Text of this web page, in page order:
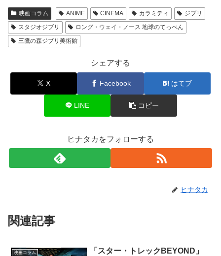
映画コラム ANIME CINEMA カラミティ
ジブリ
スタジオジブリ
ロング・ウェイ・ノース 地球のてっぺん
三鷹の森ジブリ美術館
シェアする
X Facebook はてブ
LINE コピー
ヒナタカをフォローする
ヒナタカ
関連記事
映画コラム
「スター・トレックBEYOND」